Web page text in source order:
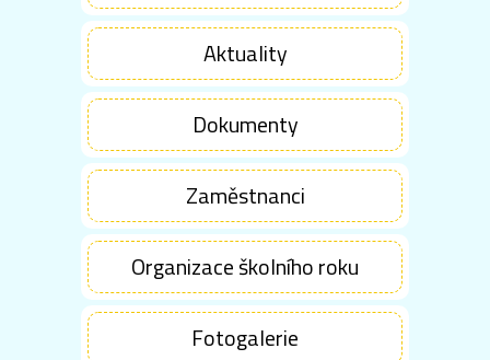
Aktuality
Dokumenty
Zaměstnanci
Organizace školního roku
Fotogalerie